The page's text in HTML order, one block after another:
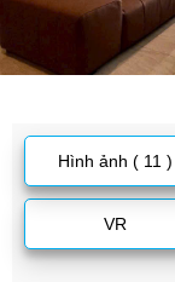
Hình ảnh ( 11 )
VR